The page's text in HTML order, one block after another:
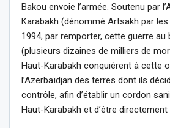
Bakou envoie l’armée. Soutenu par
Karabakh (dénommé Artsakh par
1994, par remporter, cette guerre au
(plusieurs dizaines de milliers de
Haut-Karabakh conquièrent à cette
l’Azerbaïdjan des terres dont ils
contrôle, afin d’établir un cordon
Haut-Karabakh et d’être directement